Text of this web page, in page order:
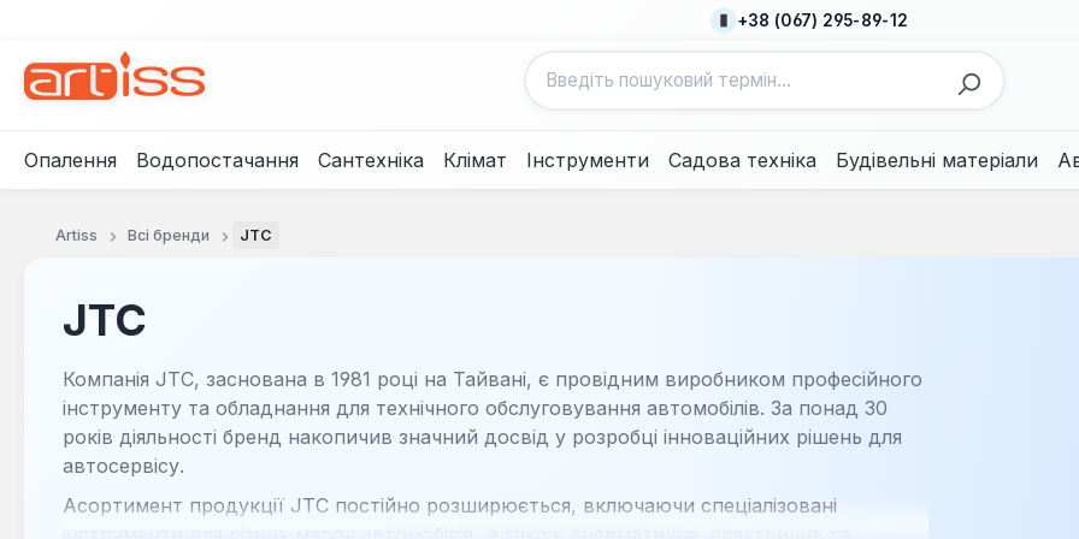
+38 (067) 295-89-12
Опалення Водопостачання Сантехніка Клімат Інструменти Садова техніка Будівельні матеріали
Artiss Всі бренди JTC
JTC
Компанія JTC, заснована в 1981 році на Тайвані, є провідним виробником професійного
інструменту та обладнання для технічного обслуговування автомобілів. За понад 30
років діяльності бренд накопичив значний досвід у розробці інноваційних рішень для
автосервісу.
Асортимент продукції JTC постійно розширюється, включаючи спеціалізовані